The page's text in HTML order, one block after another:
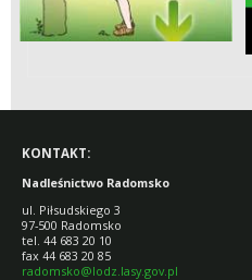
KONTAKT:
Nadleśnictwo Radomsko
ul. Piłsudskiego 3
97-500 Radomsko
tel. 44 683 20 10
fax 44 683 20 85
radomsko@lodz.lasy.gov.pl